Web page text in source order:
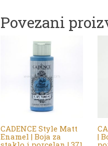
Povezani
CADENCE Style Matt
Enamel | Boja za
|